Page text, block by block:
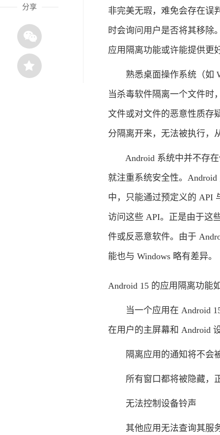
分享
非完美无瑕，难免会存在误
时会询问用户是否将其移除
应用隔离功能或许能提供更
熟悉桌面操作系统（如
当杀毒软件隔离一个文件时
文件或对文件的恶意性质存
分隔离开来，无法被执行，
Android 系统中并不存在
就注重系统安全性。
中，只能通过预定义的 API
访问这些 API。正是由于这
件或反恶意软件。由于
能也与 Windows 略有差异。
Android 15 的应用隔离功能
当一个应用在 Android 15
在用户的主屏幕和 Android
隔离应用的通知将不会
所有窗口都将被隐藏，
无法控制设备铃声
其他应用无法查询其服